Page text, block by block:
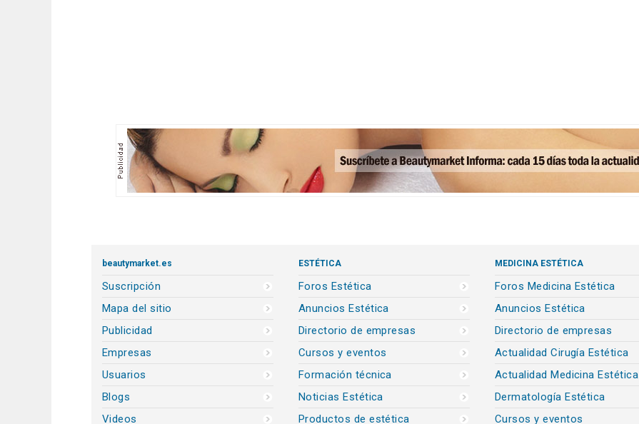
beautymarket.es
Suscripción
Mapa del sitio
Publicidad
Empresas
Usuarios
Blogs
Videos
ESTÉTICA
Foros Estética
Anuncios Estética
Directorio de empresas
Cursos y eventos
Formación técnica
Noticias Estética
Productos de estética
MEDICINA ESTÉTICA
Foros Medicina Estética
Anuncios Estética
Directorio de empresas
Actualidad Cirugía Estética
Actualidad Medicina Estética
Dermatología Estética
Cursos y eventos